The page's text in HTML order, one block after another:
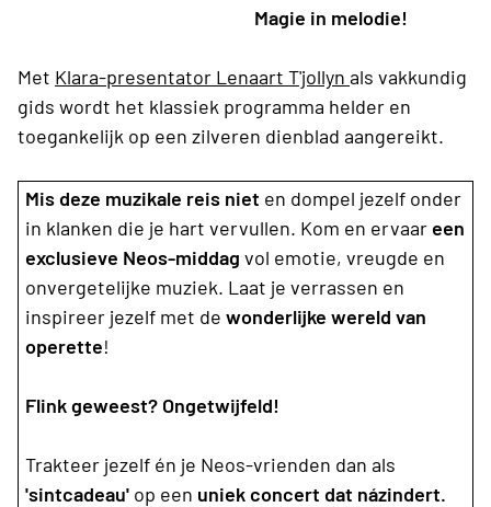
Magie in melodie!
Met Klara-presentator Lenaart T'jollyn als vakkundig
gids wordt het klassiek programma helder en
toegankelijk op een zilveren dienblad aangereikt.
Mis deze muzikale reis niet en dompel jezelf onder
in klanken die je hart vervullen. Kom en ervaar een
exclusieve Neos-middag vol emotie, vreugde en
onvergetelijke muziek. Laat je verrassen en
inspireer jezelf met de wonderlijke wereld van
operette!
Flink geweest? Ongetwijfeld!
Trakteer jezelf én je Neos-vrienden dan als
'sintcadeau' op een uniek concert dat názindert.